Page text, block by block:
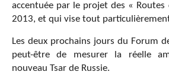
accentuée par le projet des « Routes
2013, et qui vise tout particulièrement
Les deux prochains jours du Forum
peut-être de mesurer la réelle
nouveau Tsar de Russie.